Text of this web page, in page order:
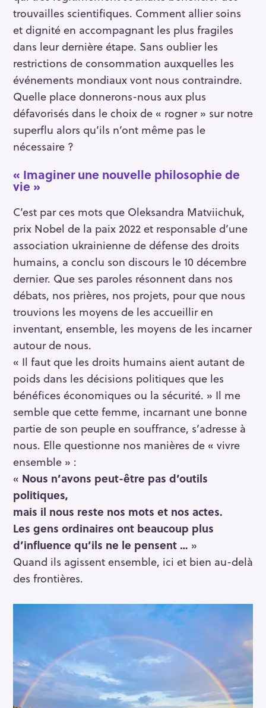
trouvailles scientifiques. Comment allier soins
et dignité en accompagnant les plus fragiles
dans leur dernière étape. Sans oublier les
restrictions de consommation auxquelles les
événements mondiaux vont nous contraindre.
Quelle place donnerons-nous aux plus
défavorisés dans le choix de « rogner » sur notre
superflu alors qu’ils n’ont même pas le
nécessaire ?
« Imaginer une nouvelle philosophie de
vie »
C’est par ces mots que Oleksandra Matviichuk,
prix Nobel de la paix 2022 et responsable d’une
association ukrainienne de défense des droits
humains, a conclu son discours le 10 décembre
dernier. Que ses paroles résonnent dans nos
débats, nos prières, nos projets, pour que nous
trouvions les moyens de les accueillir en
inventant, ensemble, les moyens de les incarner
autour de nous.
« Il faut que les droits humains aient autant de
poids dans les décisions politiques que les
bénéfices économiques ou la sécurité. » Il me
semble que cette femme, incarnant une bonne
partie de son peuple en souffrance, s’adresse à
nous. Elle questionne nos manières de « vivre
ensemble » :
« Nous n’avons peut-être pas d’outils
politiques,
mais il nous reste nos mots et nos actes.
Les gens ordinaires ont beaucoup plus
d’influence qu’ils ne le pensent … »
Quand ils agissent ensemble, ici et bien au-delà
des frontières.
S
e
c
h
o
r
: